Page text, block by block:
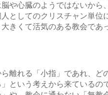
や心臓のようではないか
としてのクリスチャン単
きくて活気のある教会で
離れる「小指」であれ、ど
という考えから来ている